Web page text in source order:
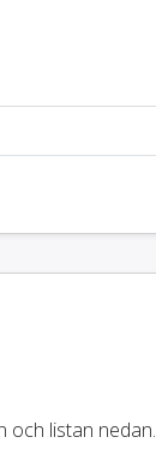
och listan nedan.